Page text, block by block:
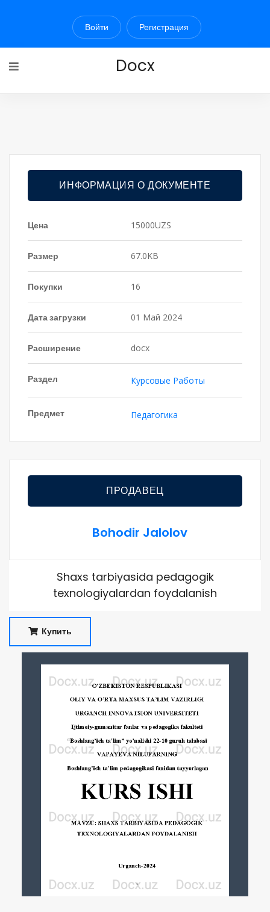
Войти Регистрация
Docx
ИНФОРМАЦИЯ О ДОКУМЕНТЕ
Цена 15000UZS
Размер 67.0KB
Покупки 16
Дата загрузки 01 Май 2024
Расширение docx
Раздел Курсовые Работы
Предмет Педагогика
ПРОДАВЕЦ
Bohodir Jalolov
Shaxs tarbiyasida pedagogik
texnologiyalardan foydalanish
Купить